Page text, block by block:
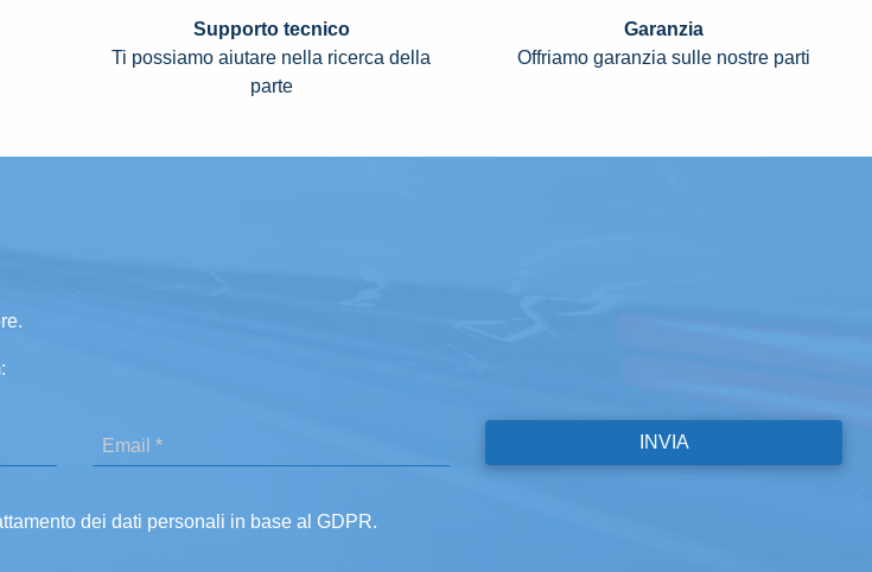
Supporto tecnico
Ti possiamo aiutare nella ricerca della
parte
Garanzia
Offriamo garanzia sulle nostre parti
dei dati personali in base al GDPR.